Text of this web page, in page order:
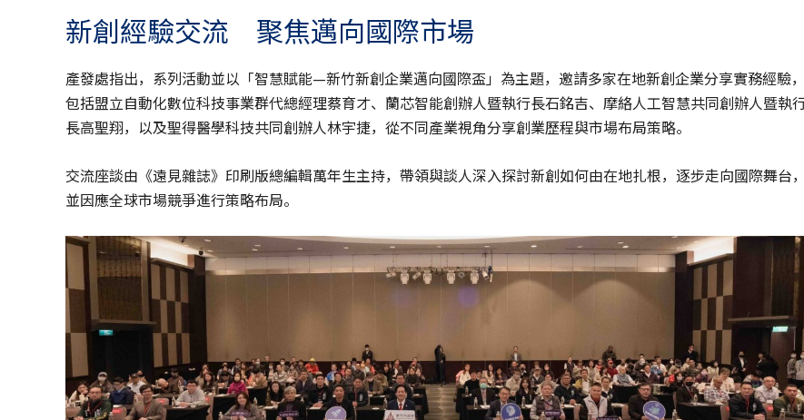
新創經驗交流 聚焦邁向國際市場
產發處指出，系列活動並以「智慧賦能—新竹新創企業邁向國際盃」為主題，邀請多家在地新創企業分享實務經驗，
包括盟立自動化數位科技事業群代總經理蔡育才、蘭芯智能創辦人暨執行長石銘吉、摩絡人工智慧共同創辦人暨執
長高聖翔，以及聖得醫學科技共同創辦人林宇捷，從不同產業視角分享創業歷程與市場布局策略。
交流座談由《遠見雜誌》印刷版總編輯萬年生主持，帶領與談人深入探討新創如何由在地扎根，逐步走向國際舞台，
並因應全球市場競爭進行策略布局。